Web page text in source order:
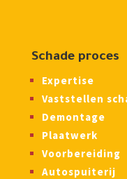
Schade proces
Expertise
Vaststellen
Demontage
Plaatwerk
Voorbereiding
Autospuiterij